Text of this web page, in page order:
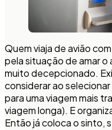
Quem viaja de avião
pela situação de amar
muito decepcionado.
considerar ao
para uma viagem mais
viagem longa). E
Então já coloca o sinto,